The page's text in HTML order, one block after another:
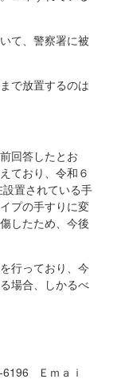
て、警察署に被
で放置するのは
回答したとお
ており、令和６
置されている手
プの手すりに変
したため、今後
行っており、今
場合、しかるべ
Ｅｍａｉ